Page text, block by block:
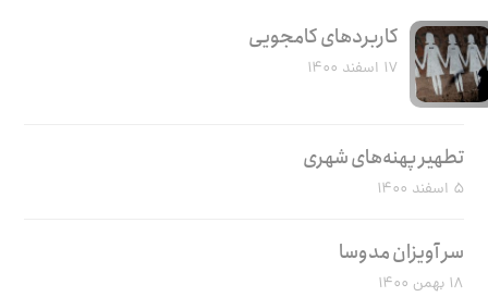
کاربرد‌های کامجویی
۱۷ اسفند ۱۴۰۰
تطهیر پهنه‌های شهری
۵ اسفند ۱۴۰۰
سر آویزان مدوسا
۱۸ بهمن ۱۴۰۰